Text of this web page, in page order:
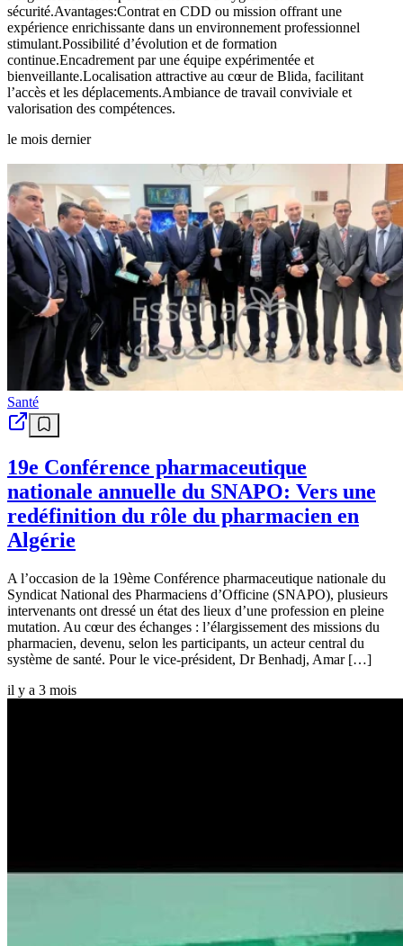
sécurité.Avantages:Contrat en CDD ou mission offrant une
expérience enrichissante dans un environnement professionnel
stimulant.Possibilité d’évolution et de formation
continue.Encadrement par une équipe expérimentée et
bienveillante.Localisation attractive au cœur de Blida, facilitant
l’accès et les déplacements.Ambiance de travail conviviale et
valorisation des compétences.
le mois dernier
Santé
19e Conférence pharmaceutique
nationale annuelle du SNAPO: Vers une
redéfinition du rôle du pharmacien en
Algérie
A l’occasion de la 19ème Conférence pharmaceutique nationale du
Syndicat National des Pharmaciens d’Officine (SNAPO), plusieurs
intervenants ont dressé un état des lieux d’une profession en pleine
mutation. Au cœur des échanges : l’élargissement des missions du
pharmacien, devenu, selon les participants, un acteur central du
système de santé. Pour le vice-président, Dr Benhadj, Amar […]
il y a 3 mois